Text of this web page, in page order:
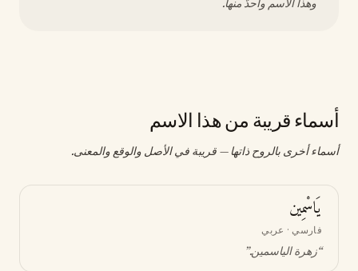
وهذا الاسم واحدٌ منها.
أسماء قريبة من هذا الاسم
أسماء أخرى بالروح ذاتها — قريبة في الأصل والوقع والمعنى.
يَاسْمِين
فارسي · عربي
“زهرة الياسمين.”